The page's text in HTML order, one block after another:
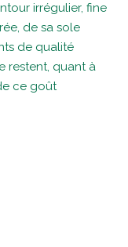
irrégulier, fine
de sa sole
de qualité
restent, quant à
ce goût